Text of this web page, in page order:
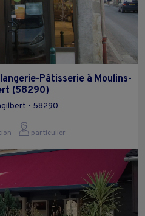
Pâtisserie à Moulins-
(58290)
- 58290
particulier